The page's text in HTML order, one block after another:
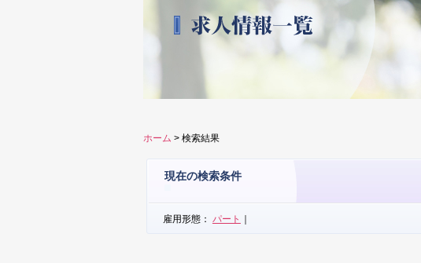
ホーム > 検索結果
現在の検索条件
雇用形態： パート